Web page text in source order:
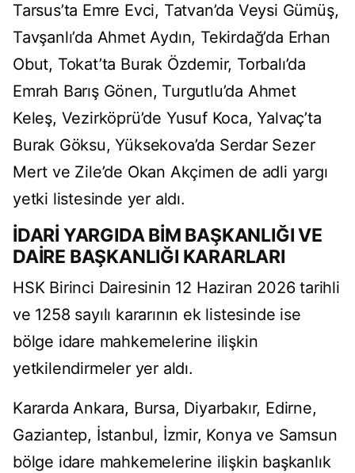
Tarsus’ta Emre Evci, Tatvan’da Veysi Gümüş,
Tavşanlı’da Ahmet Aydın, Tekirdağ’da Erhan
Obut, Tokat’ta Burak Özdemir, Torbalı’da
Emrah Barış Gönen, Turgutlu’da Ahmet
Keleş, Vezirköprü’de Yusuf Koca, Yalvaç’ta
Burak Göksu, Yüksekova’da Serdar Sezer
Mert ve Zile’de Okan Akçimen de adli yargı
yetki listesinde yer aldı.
İDARİ YARGIDA BİM BAŞKANLIĞI VE
DAİRE BAŞKANLIĞI KARARLARI
HSK Birinci Dairesinin 12 Haziran 2026 tarihli
ve 1258 sayılı kararının ek listesinde ise
bölge idare mahkemelerine ilişkin
yetkilendirmeler yer aldı.
Kararda Ankara, Bursa, Diyarbakır, Edirne,
Gaziantep, İstanbul, İzmir, Konya ve Samsun
bölge idare mahkemelerine ilişkin başkanlık